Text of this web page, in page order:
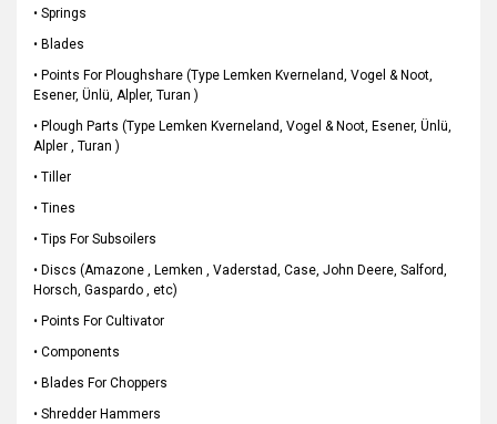
• Springs
• Blades
• Points For Ploughshare (Type Lemken Kverneland, Vogel & Noot,
Esener, Ünlü, Alpler, Turan )
• Plough Parts (Type Lemken Kverneland, Vogel & Noot, Esener, Ünlü,
Alpler , Turan )
• Tiller
• Tines
• Tips For Subsoilers
• Discs (Amazone , Lemken , Vaderstad, Case, John Deere, Salford,
Horsch, Gaspardo , etc)
• Points For Cultivator
• Components
• Blades For Choppers
• Shredder Hammers